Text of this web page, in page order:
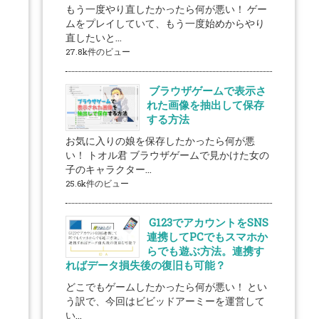
もう一度やり直したかったら何が悪い！ ゲー
ムをプレイしていて、もう一度始めからやり
直したいと...
27.8k件のビュー
ブラウザゲームで表示さ
れた画像を抽出して保存
する方法
お気に入りの娘を保存したかったら何が悪
い！ トオル君 ブラウザゲームで見かけた女の
子のキャラクター...
25.6k件のビュー
G123でアカウントをSNS
連携してPCでもスマホか
らでも遊ぶ方法。連携す
ればデータ損失後の復旧も可能？
どこでもゲームしたかったら何が悪い！ とい
う訳で、今回はビビッドアーミーを運営して
い...